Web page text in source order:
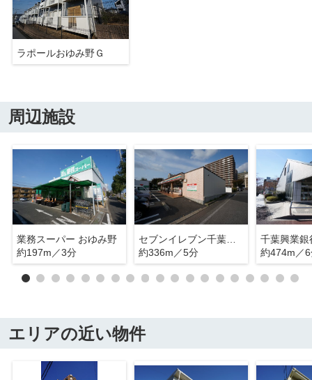
ラポールおゆみ野Ｇ
周辺施設
業務スーパー おゆみ野
約197m／3分
セブンイレブン千葉おゆみ野3丁目店
約336m／5分
千葉興業銀
約474m／
エリアの近い物件